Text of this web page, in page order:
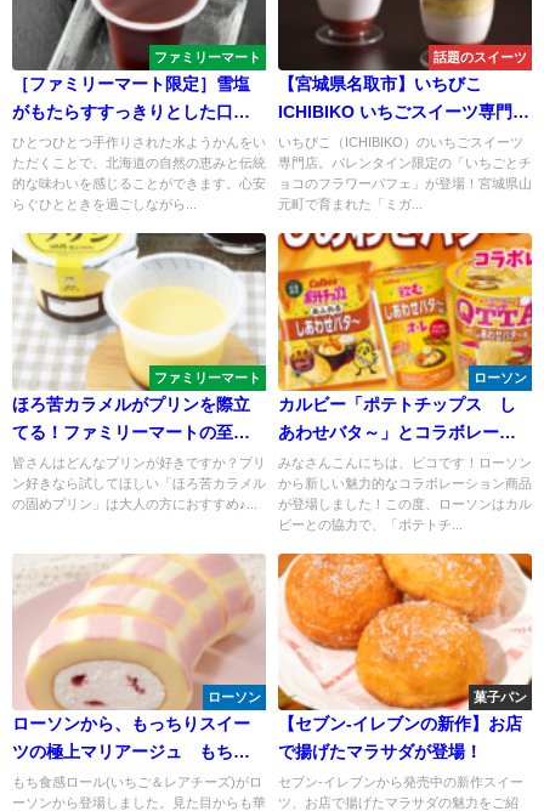
ファミリーマート
［ファミリーマート限定］雪塩
がもたらすすっきりとした口当
たりが特徴 なめらか食感水よ
うかん
ひとつひとつ手作りされた水ようかんをい
ただくことで、北海道の自然の恵みと伝統
的な味わいを感じることができます。心安
らぐひとときを過ごしながら...
話題のスイーツ
【宮城県名取市】いちびこ
ICHIBIKO いちごスイーツ専門店
のいちごとチョコのフラワーパ
フェが絶品！！
いちびこ（ICHIBIKO）のいちごスイーツ
専門店。バレンタイン限定の「いちごとチ
ョコのフラワーパフェ」が登場！宮城県山
元町で育まれた「ミガ...
ファミリーマート
ほろ苦カラメルがプリンを際立
てる！ファミリーマートの至福
の固めプリン
皆さんはどんなプリンが好きですか？プリ
ン好きなら試してほしい「ほろ苦カラメル
の固めプリン」は大人の方におすすめ♪...
ローソン
カルビー「ポテトチップス し
あわせバタ～」とコラボレーシ
ョンした商品を発売！
みなさんこんにちは、ピコです！ローソン
から新しい魅力的なコラボレーション商品
が登場しました！この度、ローソンはカル
ビーとの協力で、「ポテトチ...
ローソン
ローソンから、もっちりスイー
ツの極上マリアージュ もち食
感ロール登場！
もち食感ロール(いちご＆レアチーズ)がロ
ーソンから登場しました。見た目からも華
菓子パン
【セブン-イレブンの新作】お店
で揚げたマラサダが登場！
セブン-イレブンから発売中の新作スイー
ツ、お店で揚げたマラサダの魅力をご紹